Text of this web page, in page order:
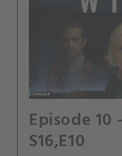
Episode
S16,E10